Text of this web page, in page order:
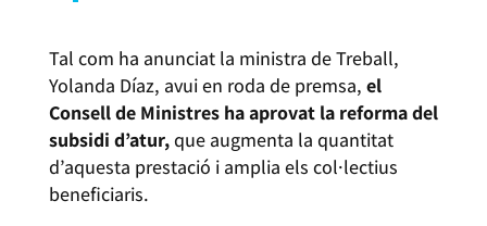
Tal com ha anunciat la ministra de Treball,
Yolanda Díaz, avui en roda de premsa, el
Consell de Ministres ha aprovat la reforma del
subsidi d’atur,que augmenta la quantitat
d’aquesta prestació i amplia els col·lectius
beneficiaris.